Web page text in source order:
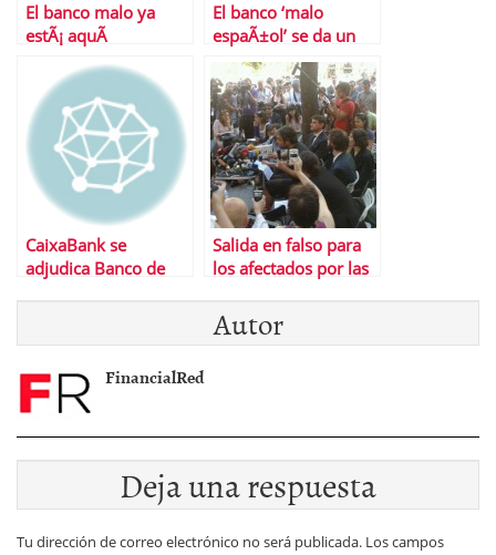
El banco malo ya
estÃ¡ aquÃ­
El banco ‘malo
espaÃ±ol’ se da un
plazo de 15 aÃ±os
para vender los
activos tÃ³xicos y «no
costarÃ¡ ni un euro a
los contribuyentes»
CaixaBank se
adjudica Banco de
Salida en falso para
los afectados por las
Autor
FinancialRed
Deja una respuesta
Tu dirección de correo electrónico no será publicada. Los campos